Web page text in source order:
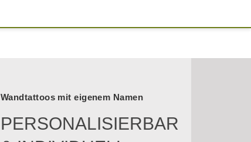
Wandtattoos mit eigenem Namen
PERSONALISIERBAR